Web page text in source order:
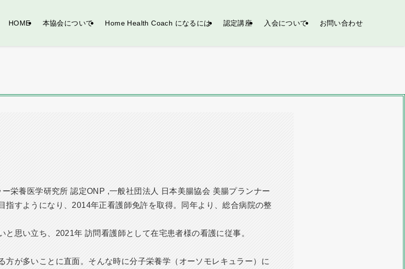
HOME 本協会について Home Health Coach になるには 認定講座 入会について お問い合わせ
栄養医学研究所 認定ONP ,一般社団法人 日本美腸協会 美腸プランナー
指すようになり、2014年正看護師免許を取得。同年より、総合病院の整
思い立ち、2021年 訪問看護師として在宅患者様の看護に従事。
方が多いことに直面。そんな時に分子栄養学（オーソモレキュラー）に